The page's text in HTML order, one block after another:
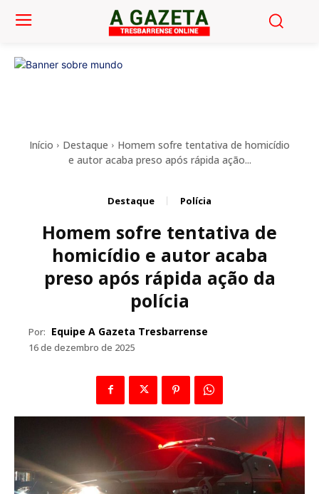
Início Destaque
Homem sofre tentativa de homicídio
e autor acaba preso após rápida ação...
Destaque Polícia
Homem sofre tentativa de
homicídio e autor acaba
preso após rápida ação da
polícia
Por: Equipe A Gazeta Tresbarrense
16 de dezembro de 2025